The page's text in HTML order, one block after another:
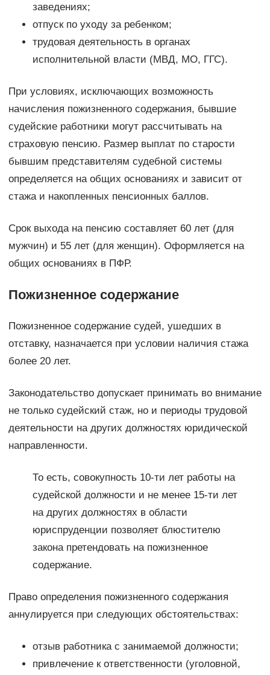
заведениях;
отпуск по уходу за ребенком;
трудовая деятельность в органах
исполнительной власти (МВД, МО, ГГС).
При условиях, исключающих возможность
начисления пожизненного содержания, бывшие
судейские работники могут рассчитывать на
страховую пенсию. Размер выплат по старости
бывшим представителям судебной системы
определяется на общих основаниях и зависит от
стажа и накопленных пенсионных баллов.
Срок выхода на пенсию составляет 60 лет (для
мужчин) и 55 лет (для женщин). Оформляется на
общих основаниях в ПФР.
Пожизненное содержание
Пожизненное содержание судей, ушедших в
отставку, назначается при условии наличия стажа
более 20 лет.
Законодательство допускает принимать во внимание
не только судейский стаж, но и периоды трудовой
деятельности на других должностях юридической
направленности.
То есть, совокупность 10-ти лет работы на
судейской должности и не менее 15-ти лет
на других должностях в области
юриспруденции позволяет блюстителю
закона претендовать на пожизненное
содержание.
Право определения пожизненного содержания
аннулируется при следующих обстоятельствах:
отзыв работника с занимаемой должности;
привлечение к ответственности (уголовной,